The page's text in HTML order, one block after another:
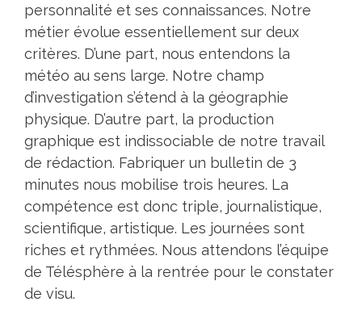
personnalité et ses connaissances. Notre
métier évolue essentiellement sur deux
critères. D’une part, nous entendons la
météo au sens large. Notre champ
d’investigation s’étend à la géographie
physique. D’autre part, la production
graphique est indissociable de notre travail
de rédaction. Fabriquer un bulletin de 3
minutes nous mobilise trois heures. La
compétence est donc triple, journalistique,
scientifique, artistique. Les journées sont
riches et rythmées. Nous attendons l’équipe
de Télésphère à la rentrée pour le constater
de visu.